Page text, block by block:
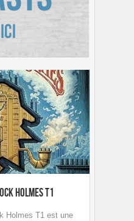
Holmes T1
Holmes T1 est une